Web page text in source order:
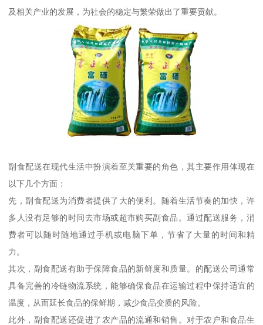
及相关产业的发展，为社会的稳定与繁荣做出了重要贡献。
副食配送在现代生活中扮演着至关重要的角色，其主要作用体现在
以下几个方面：
先，副食配送为消费者提供了大的便利。随着生活节奏的加快，许
多人没有足够的时间去市场或超市购买副食品。通过配送服务，消
费者可以随时随地通过手机或电脑下单，节省了大量的时间和精
力。
其次，副食配送有助于保障食品的新鲜度和质量。的配送公司通常
具备完善的冷链物流系统，能够确保食品在运输过程中保持适宜的
温度，从而延长食品的保鲜期，减少食品变质的风险。
此外，副食配送还促进了农产品的流通和销售。对于农户和食品生